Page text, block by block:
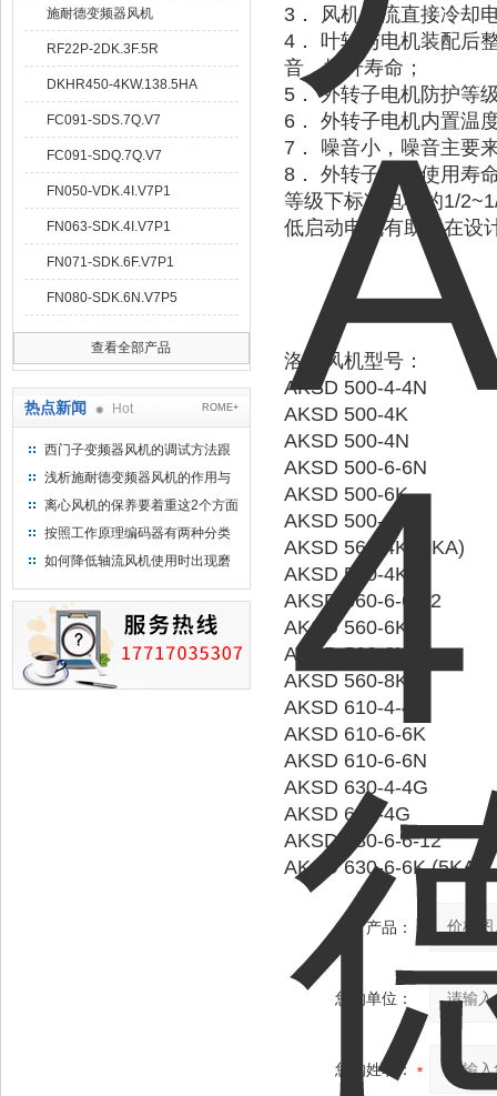
施耐德变频器风机
RF22P-2DK.3F.5R
DKHR450-4KW.138.5HA
FC091-SDS.7Q.V7
FC091-SDQ.7Q.V7
FN050-VDK.4I.V7P1
FN063-SDK.4I.V7P1
FN071-SDK.6F.V7P1
FN080-SDK.6N.V7P5
查看全部产品
热点新闻 Hot ROME+
西门子变频器风机的调试方法跟
步骤
浅析施耐德变频器风机的作用与
意义所在
离心风机的保养要着重这2个方面
按照工作原理编码器有两种分类
如何降低轴流风机使用时出现磨
3． 风机气流直接冷却
4． 叶轮与电机装配后
音，提升寿命；
5． 外转子电机防护等
6． 外转子电机内置温
7． 噪音小，噪音主要
8． 外转子电机使用寿
等级下标准电机的1/
低启动电流有助于在设
洛森
风机型号：
AKSD 500-4-4N
AKSD 500-4K
AKSD 500-4N
AKSD 500-6-6N
AKSD 500-6K
AKSD 500-6N
AKSD 560-4K (5KA)
AKSD 560-4K
AKSD 560-6-6-12
AKSD 560-6K
AKSD 560-6N
AKSD 560-8K
AKSD 610-4-4G
AKSD 610-6-6K
AKSD 610-6-6N
AKSD 630-4-4G
AKSD 630-4G
AKSD 630-6-6-12
AKSD 630-6-6K (5KA)
产品：
您的单位：
您的姓名：